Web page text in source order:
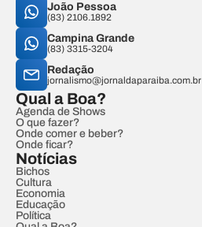
João Pessoa
(83) 2106.1892
Campina Grande
(83) 3315-3204
Redação
jornalismo@jornaldaparaiba.com.br
Qual a Boa?
Agenda de Shows
O que fazer?
Onde comer e beber?
Onde ficar?
Notícias
Bichos
Cultura
Economia
Educação
Política